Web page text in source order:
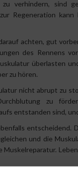
verhindern, sind
Regeneration
achten, gut
des Rennens
überlasten
zu hören.
nicht abrupt zu
zu
entstanden sind,
und die
Muskelreparatur.
wie